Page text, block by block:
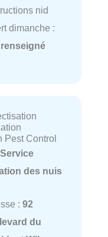
nid
dimanche :
Pest Control
Service
des nuis
: 92
du